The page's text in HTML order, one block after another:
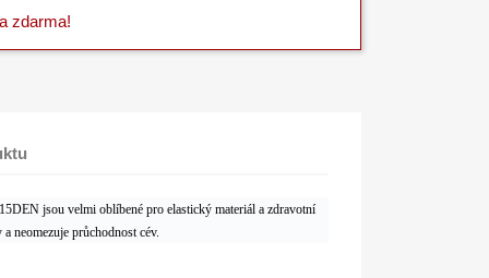
zdarma!
jsou velmi oblíbené pro elastický materiál a zdravotní
neomezuje průchodnost cév.